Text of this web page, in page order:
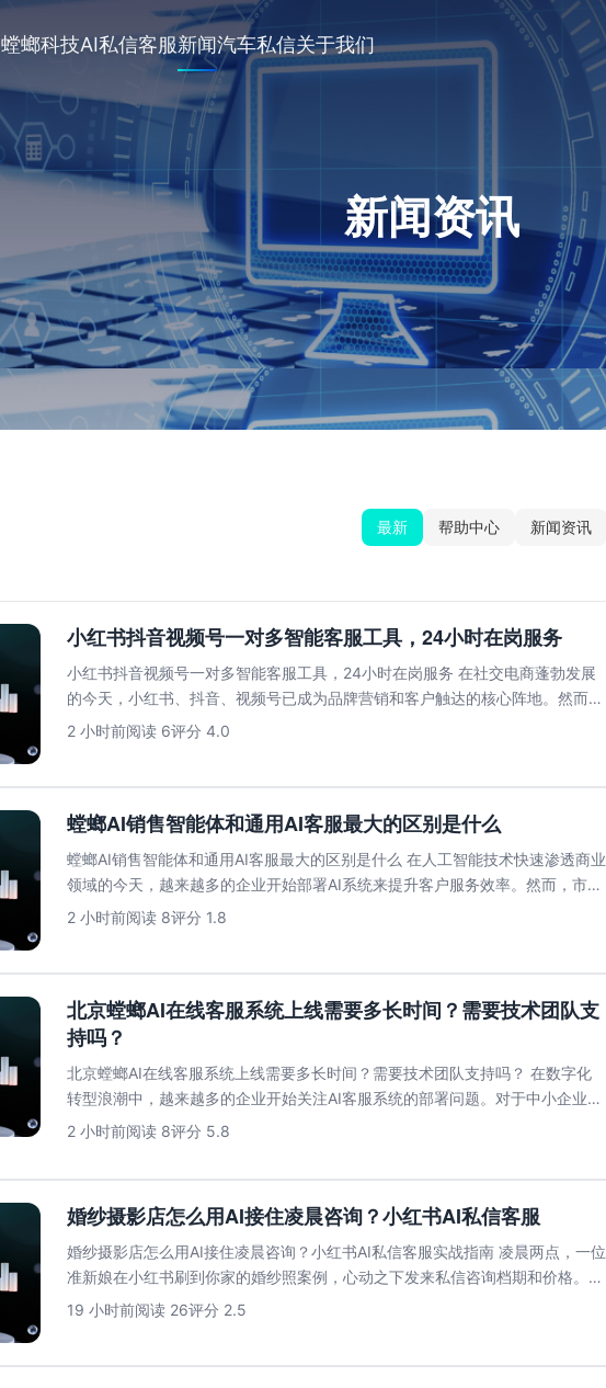
螳螂科技AI私信客服新闻汽车私信关于我们
新闻资讯
最新 帮助中心 新闻资讯
小红书抖音视频号一对多智能客服工具，24小时在岗服务
小红书抖音视频号一对多智能客服工具，24小时在岗服务 在社交电商蓬勃发展
的今天，小红书、抖音、视频号已成为品牌营销和客户触达的核心阵地。然而，
多平台运营带来的私...
2 小时前阅读 6评分 4.0
螳螂AI销售智能体和通用AI客服最大的区别是什么
螳螂AI销售智能体和通用AI客服最大的区别是什么 在人工智能技术快速渗透商业
领域的今天，越来越多的企业开始部署AI系统来提升客户服务效率。然而，市面
上的AI解决...
2 小时前阅读 8评分 1.8
北京螳螂AI在线客服系统上线需要多长时间？需要技术团队支
持吗？
北京螳螂AI在线客服系统上线需要多长时间？需要技术团队支持吗？ 在数字化
转型浪潮中，越来越多的企业开始关注AI客服系统的部署问题。对于中小企业而
言，最担心的莫过...
2 小时前阅读 8评分 5.8
婚纱摄影店怎么用AI接住凌晨咨询？小红书AI私信客服
婚纱摄影店怎么用AI接住凌晨咨询？小红书AI私信客服实战指南 凌晨两点，一位
准新娘在小红书刷到你家的婚纱照案例，心动之下发来私信咨询档期和价格。等
到第二天上班回...
19 小时前阅读 26评分 2.5